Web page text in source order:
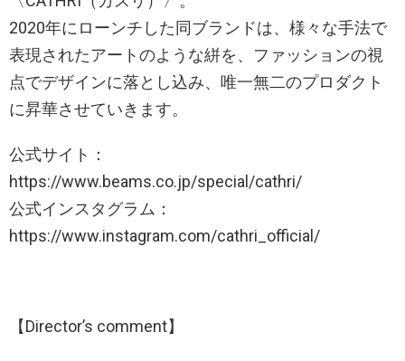
2020年にローンチした同ブランドは、様々な手法で
表現されたアートのような絣を、ファッションの視
点でデザインに落とし込み、唯一無二のプロダクト
に昇華させていきます。
公式サイト：
https://www.beams.co.jp/special/cathri/
公式インスタグラム：
https://www.instagram.com/cathri_official/
【Director’s comment】